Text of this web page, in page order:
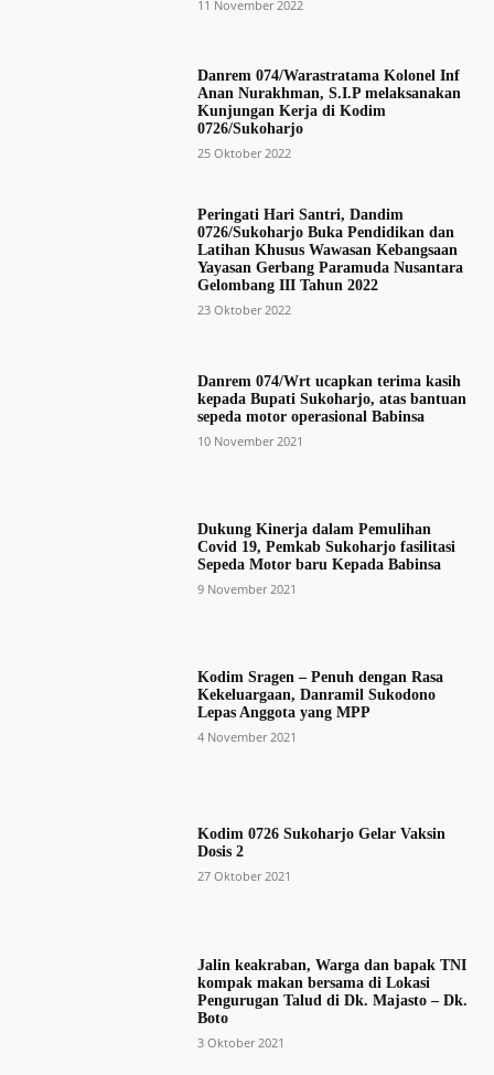
11 November 2022
Danrem 074/Warastratama Kolonel Inf
Anan Nurakhman, S.I.P melaksanakan
Kunjungan Kerja di Kodim
0726/Sukoharjo
25 Oktober 2022
Peringati Hari Santri, Dandim
0726/Sukoharjo Buka Pendidikan dan
Latihan Khusus Wawasan Kebangsaan
Yayasan Gerbang Paramuda Nusantara
Gelombang III Tahun 2022
23 Oktober 2022
Danrem 074/Wrt ucapkan terima kasih
kepada Bupati Sukoharjo, atas bantuan
sepeda motor operasional Babinsa
10 November 2021
Dukung Kinerja dalam Pemulihan
Covid 19, Pemkab Sukoharjo fasilitasi
Sepeda Motor baru Kepada Babinsa
9 November 2021
Kodim Sragen – Penuh dengan Rasa
Kekeluargaan, Danramil Sukodono
Lepas Anggota yang MPP
4 November 2021
Kodim 0726 Sukoharjo Gelar Vaksin
Dosis 2
27 Oktober 2021
Jalin keakraban, Warga dan bapak TNI
kompak makan bersama di Lokasi
Pengurugan Talud di Dk. Majasto – Dk.
Boto
3 Oktober 2021